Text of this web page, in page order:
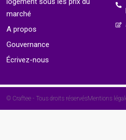
marché
A propos
Gouvernance
Écrivez-nous
© Craftee - Tous droits réservésMentions